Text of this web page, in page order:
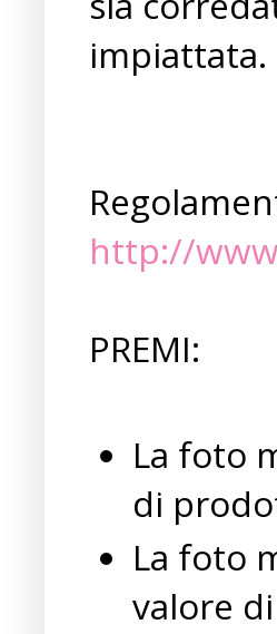
impiattata.
http://
PREMI:
La foto
di
La foto
valore